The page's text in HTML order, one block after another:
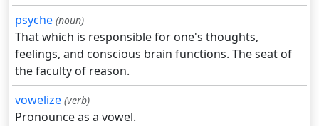
psyche (noun)
That which is responsible for one's thoughts,
feelings, and conscious brain functions. The seat of
the faculty of reason.
vowelize (verb)
Pronounce as a vowel.